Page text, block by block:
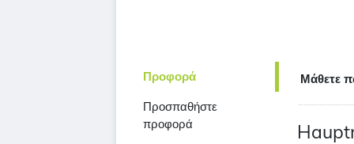
Προφορά
Προσπαθήστε
προφορά
Μάθετε